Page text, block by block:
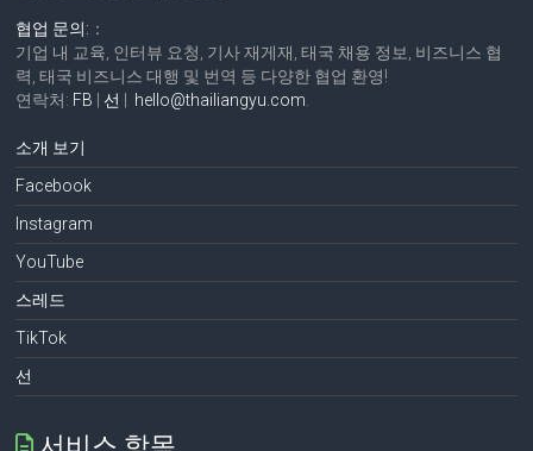
협업 문의: ：
기업 내 교육, 인터뷰 요청, 기사 재게재, 태국 채용 정보, 비즈니스 협
력, 태국 비즈니스 대행 및 번역 등 다양한 협업 환영!
연락처: FB 선 hello@thailiangyu.com
소개 보기
Facebook
Instagram
YouTube
스레드
TikTok
선